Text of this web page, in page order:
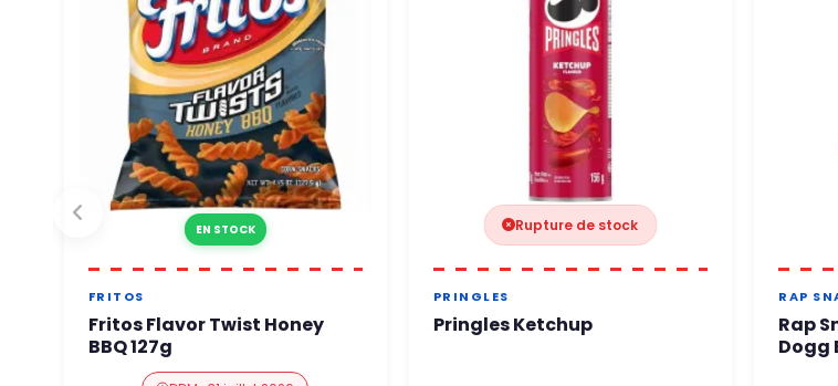
EN STOCK
FRITOS
Fritos Flavor Twist Honey
BBQ 127g
Rupture de stock
PRINGLES
Pringles Ketchup
RAP
Rap
Dogg